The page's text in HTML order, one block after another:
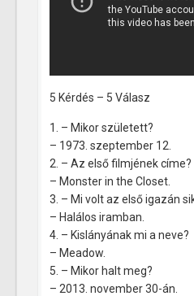
5 Kérdés – 5 Válasz
1. – Mikor született?
– 1973. szeptember 12.
2. – Az első filmjének címe?
– Monster in the Closet.
3. – Mi volt az első igazán
– Halálos iramban.
4. – Kislányának mi a neve?
– Meadow.
5. – Mikor halt meg?
– 2013. november 30-án.